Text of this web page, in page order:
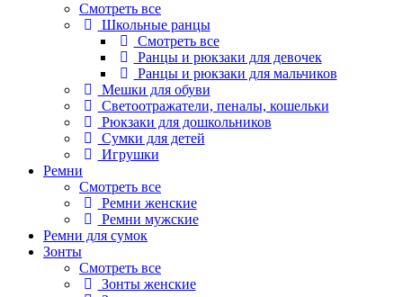
Смотреть все
Школьные ранцы
Смотреть все
Ранцы и рюкзаки для девочек
Ранцы и рюкзаки для мальчиков
Мешки для обуви
Светоотражатели, пеналы, кошельки
Рюкзаки для дошкольников
Сумки для детей
Игрушки
Ремни
Смотреть все
Ремни женские
Ремни мужские
Ремни для сумок
Зонты
Смотреть все
Зонты женские